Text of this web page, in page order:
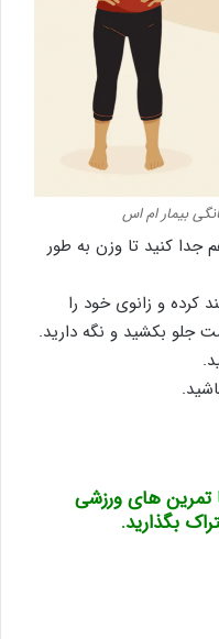
جدا کنید تا وزن به طور
کرده و زانوی خود را
جلو بکشید و نگه دارید.
تمرین های ورزشی
بگذارید.